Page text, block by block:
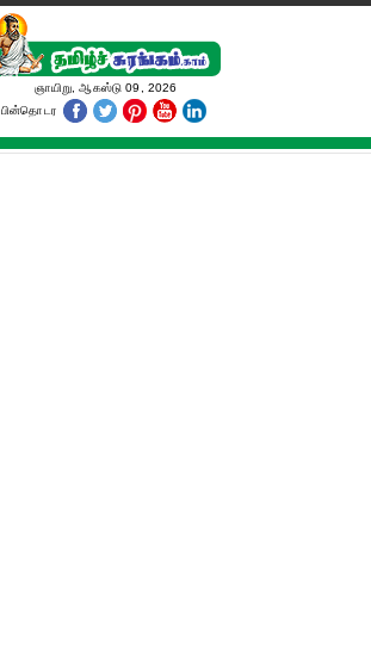
ஞாயிறு, ஆகஸ்டு 09, 2026
பின்தொடர